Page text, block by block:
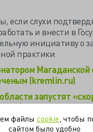
если слухи
и внести в
инициативу о
практики.
Магаданской
(kremlin.ru)
запустят
руководство ГИБДД
файлы cookie , чтобы
сайтом было удобно